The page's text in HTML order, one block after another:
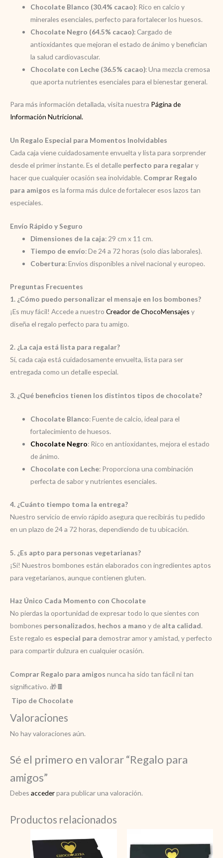
Chocolate Blanco (30.4% cacao): Rico en calcio y
minerales esenciales, perfecto para fortalecer los huesos.
Chocolate Negro (64.5% cacao): Cargado de
antioxidantes que mejoran el estado de ánimo y benefician
la salud cardiovascular.
Chocolate con Leche (36.5% cacao): Una mezcla cremosa
que aporta nutrientes esenciales para el bienestar general.
Para más información detallada, visita nuestra Página de
Información Nutricional.
Un Regalo Especial para Momentos Inolvidables
Cada caja viene cuidadosamente envuelta y lista para sorprender
desde el primer instante. Es el detalle perfecto para regalary
hacer que cualquier ocasión sea inolvidable. Comprar Regalo
para amigos es la forma más dulce de fortalecer esos lazos tan
especiales.
Envío Rápido y Seguro
Dimensiones de la caja: 29 cm x 11 cm.
Tiempo de envío: De 24 a 72 horas (solo días laborales).
Cobertura: Envíos disponibles a nivel nacional y europeo.
Preguntas Frecuentes
1. ¿Cómo puedo personalizar el mensaje en los bombones?
¡Es muy fácil! Accede a nuestro Creador de ChocoMensajes y
diseña el regalo perfecto para tu amigo.
2. ¿La caja está lista para regalar?
Sí, cada caja está cuidadosamente envuelta, lista para ser
entregada como un detalle especial.
3. ¿Qué beneficios tienen los distintos tipos de chocolate?
Chocolate Blanco: Fuente de calcio, ideal para el
fortalecimiento de huesos.
Chocolate Negro: Rico en antioxidantes, mejora el estado
de ánimo.
Chocolate con Leche: Proporciona una combinación
perfecta de sabor y nutrientes esenciales.
4. ¿Cuánto tiempo toma la entrega?
Nuestro servicio de envío rápido asegura que recibirás tu pedido
en un plazo de 24 a 72 horas, dependiendo de tu ubicación.
5. ¿Es apto para personas vegetarianas?
¡Sí! Nuestros bombones están elaborados con ingredientes aptos
para vegetarianos, aunque contienen gluten.
Haz Único Cada Momento con Chocolate
No pierdas la oportunidad de expresar todo lo que sientes con
bombones personalizados, hechos a mano y de alta calidad.
Este regalo es especial para demostrar amor y amistad, y perfecto
para compartir dulzura en cualquier ocasión.
Comprar Regalo para amigos nunca ha sido tan fácil ni tan
significativo. 🎁🍫
Tipo de Chocolate
Valoraciones
No hay valoraciones aún.
Sé el primero en valorar “Regalo para
amigos”
Debes accederpara publicar una valoración.
Productos relacionados